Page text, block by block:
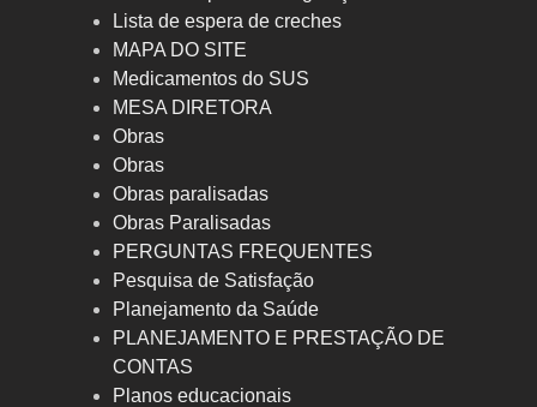
Lista de espera de creches
MAPA DO SITE
Medicamentos do SUS
MESA DIRETORA
Obras
Obras
Obras paralisadas
Obras Paralisadas
PERGUNTAS FREQUENTES
Pesquisa de Satisfação
Planejamento da Saúde
PLANEJAMENTO E PRESTAÇÃO DE
CONTAS
Planos educacionais